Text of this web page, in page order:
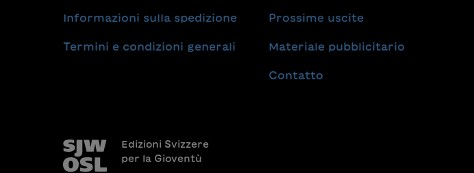
Informazioni sulla spedizione
Termini e condizioni generali
Prossime uscite
Materiale pubblicitario
Contatto
Edizioni Svizzere
per la Gioventù